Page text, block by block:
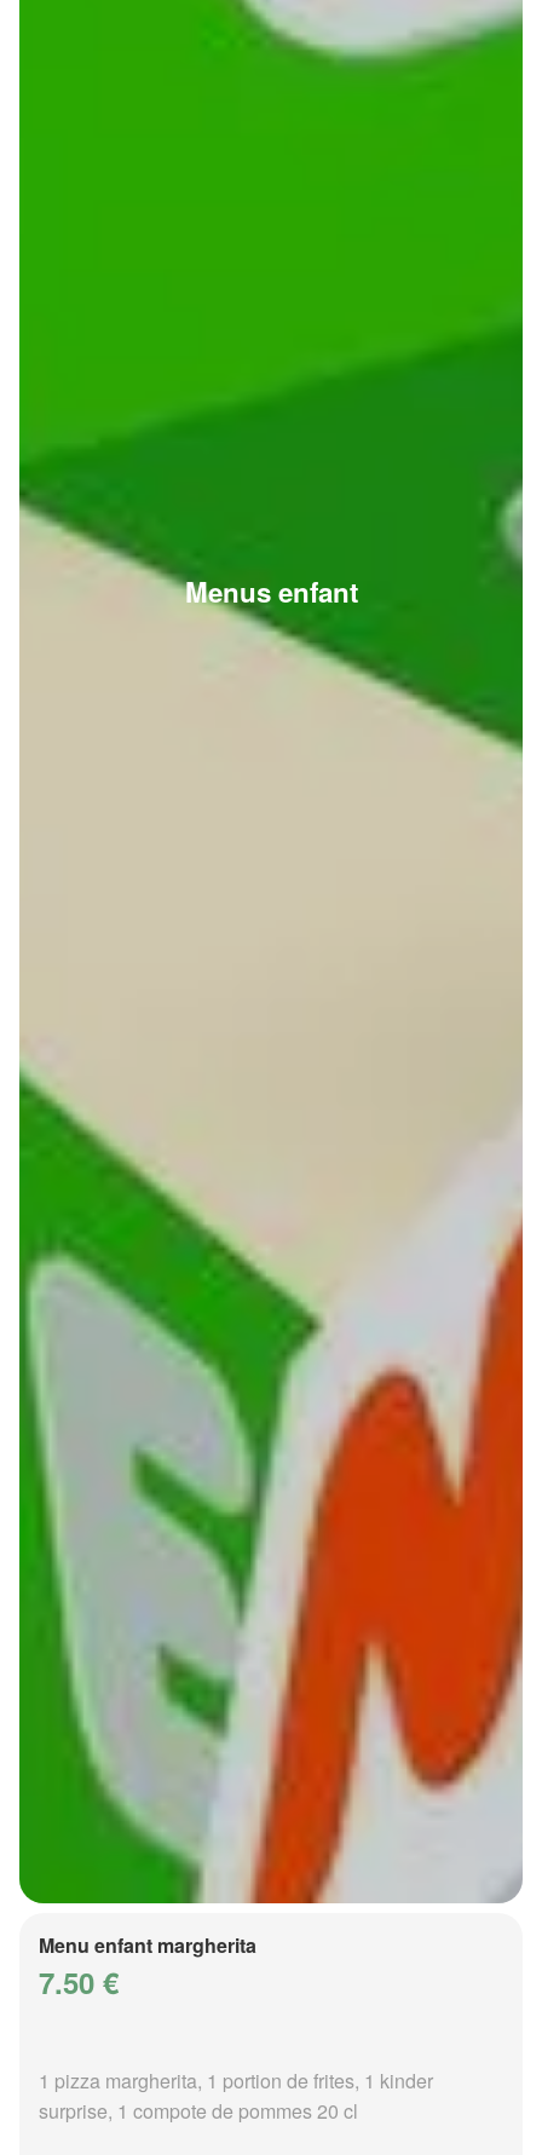
Menus enfant
Menu enfant margherita
7.50 €
1 pizza margherita, 1 portion de frites, 1 kinder
surprise, 1 compote de pommes 20 cl